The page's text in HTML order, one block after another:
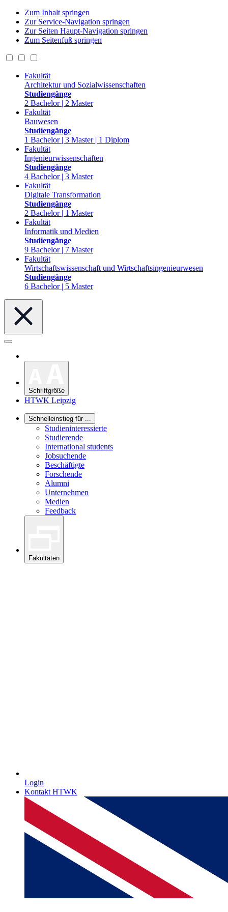
Zum Inhalt springen
Zur Service-Navigation springen
Zur Seiten Haupt-Navigation springen
Zum Seitenfuß springen
Fakultät
Architektur und Sozialwissenschaften
Studiengänge
2 Bachelor | 2 Master
Fakultät
Bauwesen
Studiengänge
1 Bachelor | 3 Master | 1 Diplom
Fakultät
Ingenieurwissenschaften
Studiengänge
4 Bachelor | 3 Master
Fakultät
Digitale Transformation
Studiengänge
2 Bachelor | 1 Master
Fakultät
Informatik und Medien
Studiengänge
9 Bachelor | 7 Master
Fakultät
Wirtschaftswissenschaft und Wirtschaftsingenieurwesen
Studiengänge
6 Bachelor | 5 Master
Schriftgröße
HTWK Leipzig
Schnelleinstieg für ...
Studieninteressierte
Studierende
International students
Jobsuchende
Beschäftigte
Forschende
Alumni
Unternehmen
Medien
Feedback
Fakultäten
Login
Kontakt HTWK